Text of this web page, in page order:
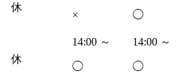
休
× ◯
休
14:00 ～
◯
14:00 ～
◯